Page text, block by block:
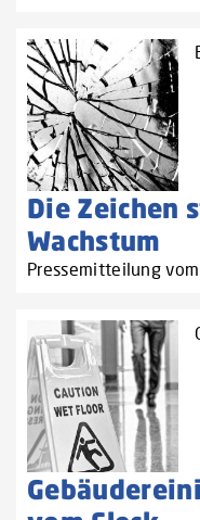
Die Zeichen
Wachstum
Pressemitteilung